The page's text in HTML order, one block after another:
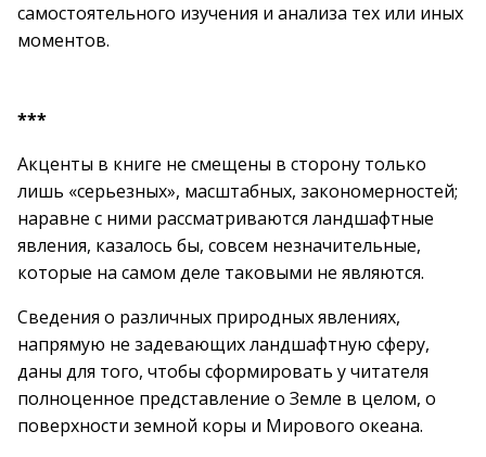
самостоятельного изучения и анализа тех или иных
моментов.
***
Акценты в книге не смещены в сторону только
лишь «серьезных», масштабных, закономерностей;
наравне с ними рассматриваются ландшафтные
явления, казалось бы, совсем незначительные,
которые на самом деле таковыми не являются.
Сведения о различных природных явлениях,
напрямую не задевающих ландшафтную сферу,
даны для того, чтобы сформировать у читателя
полноценное представление о Земле в целом, о
поверхности земной коры и Мирового океана.